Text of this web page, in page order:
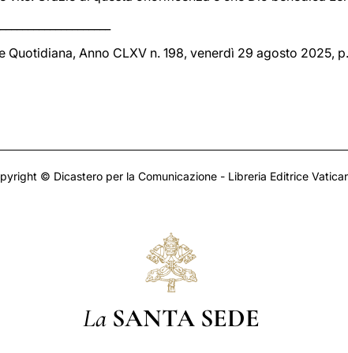
Quotidiana, Anno CLXV n. 198, venerdì 29 agosto 2025,
© Dicastero per la Comunicazione - Libreria Editrice
La SANTA SEDE